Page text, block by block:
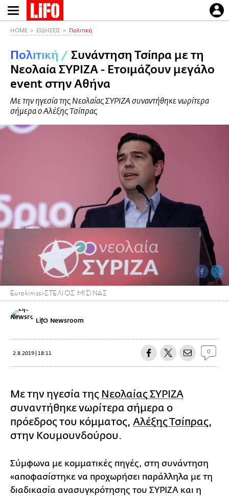
Παράκαμψη
προς
περιεχόμενο
HOME ΕΙΔΗΣΕΙΣ Πολιτική
Πολιτική / Συνάντηση Τσίπρα με τη
Νεολαία ΣΥΡΙΖΑ - Ετοιμάζουν μεγάλο
event στην Αθήνα
Με την ηγεσία της Νεολαίας ΣΥΡΙΖΑ συναντήθηκε νωρίτερα
σήμερα ο Αλέξης Τσίπρας
Eurokinissi-ΣΤΕΛΙΟΣ ΜΙΣΙΝΑΣ
LifO Newsroom
2.8.2019 | 18:11 0
Με την ηγεσία της Νεολαίας ΣΥΡΙΖΑ
συναντήθηκε νωρίτερα σήμερα ο
πρόεδρος του κόμματος, Αλέξης Τσίπρας,
στην Κουμουνδούρου.
Σύμφωνα με κομματικές πηγές, στη συνάντηση
«αποφασίστηκε να προχωρήσει παράλληλα με τη
διαδικασία ανασυγκρότησης του ΣΥΡΙΖΑ και η